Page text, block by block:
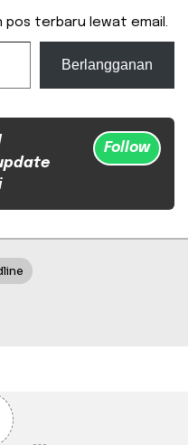
pos terbaru lewat email.
Berlangganan
Follow